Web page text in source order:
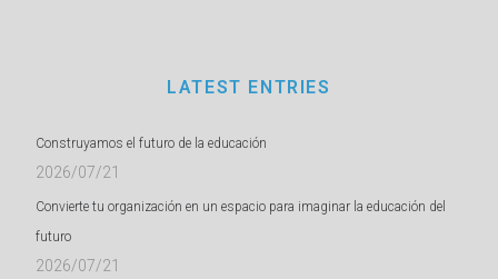
LATEST ENTRIES
Construyamos el futuro de la educación
2026/07/21
Convierte tu organización en un espacio para imaginar la educación del
futuro
2026/07/21